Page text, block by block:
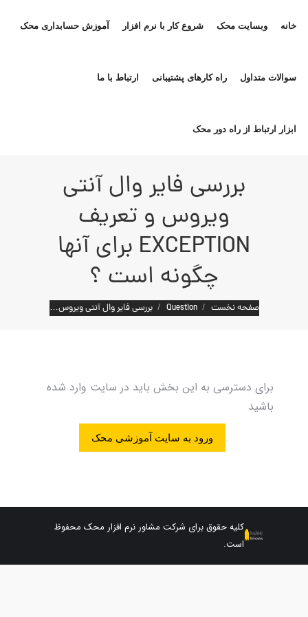
خانه وبسایت محک شروع کار با نرم افزار آموزش حسابداری محک
سوالات متداول راه کارهای پشتیبانی ارتباط با ما
ابزار ارتباط از راه دور محک
بررسی فایر وال آنتی
ویروس و تعریف
EXCEPTION برای آنها
چگونه است ؟
مکان شما:
صفحه نخست Question بررسی فایر وال آنتی ویروس…
برای دسترسی به این بخش باید در سایت وارد شده
باشید
.
ورود به سایت آموزشی محک
کلیه حقوق برای شرکت مشاور نرم افزار محک محفوظ
است.